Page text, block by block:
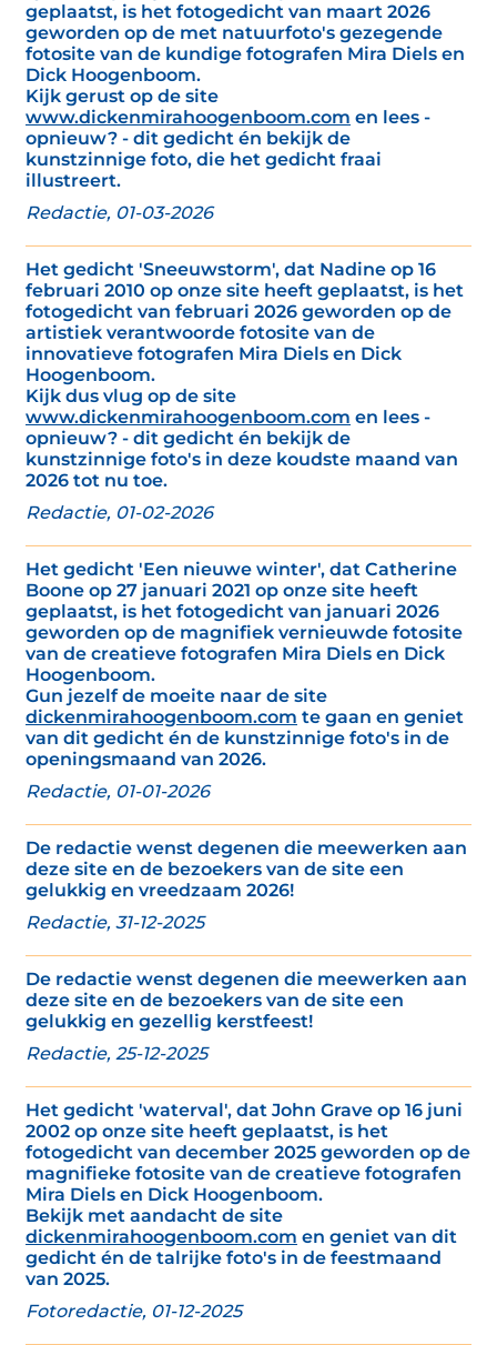
geplaatst, is het fotogedicht van maart 2026
geworden op de met natuurfoto's gezegende
fotosite van de kundige fotografen Mira Diels en
Dick Hoogenboom.
Kijk gerust op de site
www.dickenmirahoogenboom.com en lees -
opnieuw? - dit gedicht én bekijk de
kunstzinnige foto, die het gedicht fraai
illustreert.
Redactie, 01-03-2026
Het gedicht 'Sneeuwstorm', dat Nadine op 16
februari 2010 op onze site heeft geplaatst, is het
fotogedicht van februari 2026 geworden op de
artistiek verantwoorde fotosite van de
innovatieve fotografen Mira Diels en Dick
Hoogenboom.
Kijk dus vlug op de site
www.dickenmirahoogenboom.com en lees -
opnieuw? - dit gedicht én bekijk de
kunstzinnige foto's in deze koudste maand van
2026 tot nu toe.
Redactie, 01-02-2026
Het gedicht 'Een nieuwe winter', dat Catherine
Boone op 27 januari 2021 op onze site heeft
geplaatst, is het fotogedicht van januari 2026
geworden op de magnifiek vernieuwde fotosite
van de creatieve fotografen Mira Diels en Dick
Hoogenboom.
Gun jezelf de moeite naar de site
dickenmirahoogenboom.com te gaan en geniet
van dit gedicht én de kunstzinnige foto's in de
openingsmaand van 2026.
Redactie, 01-01-2026
De redactie wenst degenen die meewerken aan
deze site en de bezoekers van de site een
gelukkig en vreedzaam 2026!
Redactie, 31-12-2025
De redactie wenst degenen die meewerken aan
deze site en de bezoekers van de site een
gelukkig en gezellig kerstfeest!
Redactie, 25-12-2025
Het gedicht 'waterval', dat John Grave op 16 juni
2002 op onze site heeft geplaatst, is het
fotogedicht van december 2025 geworden op de
magnifieke fotosite van de creatieve fotografen
Mira Diels en Dick Hoogenboom.
Bekijk met aandacht de site
dickenmirahoogenboom.com en geniet van dit
gedicht én de talrijke foto's in de feestmaand
van 2025.
Fotoredactie, 01-12-2025